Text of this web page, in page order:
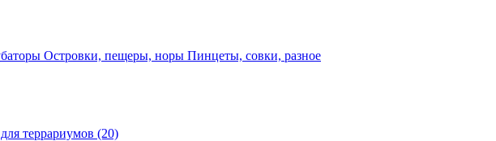
Островки, пещеры, норы Пинцеты, совки, разное
террариумов (20)